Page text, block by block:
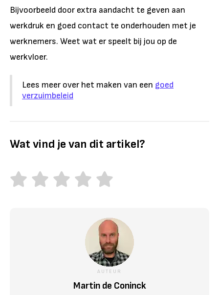
Bijvoorbeeld door extra aandacht te geven aan
werkdruk en goed contact te onderhouden met je
werknemers. Weet wat er speelt bij jou op de
werkvloer.
Lees meer over het maken van een goed
verzuimbeleid
Wat vind je van dit artikel?
AUTEUR
Martin de Coninck